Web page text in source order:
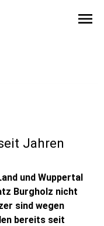
menu
Jahren
und Wuppertal
Burgholz nicht
sind wegen
bereits seit